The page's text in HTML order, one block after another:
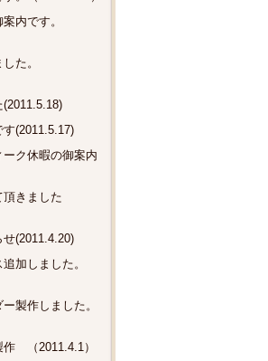
案内です。
した。
(2011.5.17)
ーク休暇の御案内
きました
せ(2011.4.20)
追加しました。
製作しました。
作 （2011.4.1）